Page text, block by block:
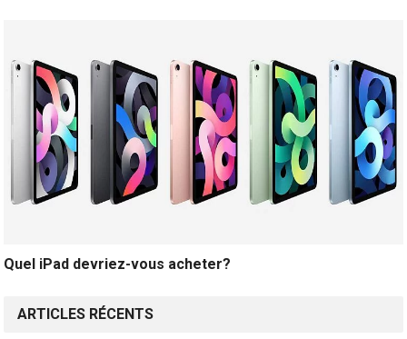
Quel iPad devriez-vous acheter?
ARTICLES RÉCENTS